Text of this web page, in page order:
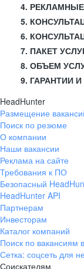
4.
5.
6.
7. ПАКЕТ
8. ОБЪЕМ
9. ГАРАНТИИ
HeadHunter
Размещение
Поиск по резюме
О компании
Наши вакансии
Реклама на сайте
Требования к ПО
Безопасный
HeadHunter API
Партнерам
Инвесторам
Каталог компаний
Поиск по вакансиям
Сетка: соцсеть для
Соискателям